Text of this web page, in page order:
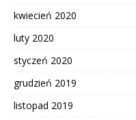
kwiecień 2020
luty 2020
styczeń 2020
grudzień 2019
listopad 2019